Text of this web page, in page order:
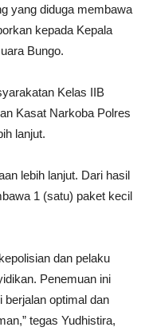
yang diduga membawa
kepada Kepala
Bungo.
Kelas IIB
Kasat Narkoba Polres
lanjut.
lebih lanjut. Dari hasil
1 (satu) paket kecil
dan pelaku
Penemuan ini
optimal dan
tegas Yudhistira,